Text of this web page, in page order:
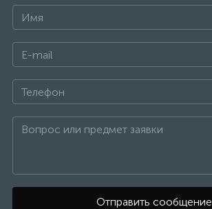
Отправить сообщение